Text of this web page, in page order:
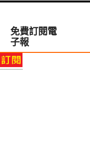
免費訂閱電
子報